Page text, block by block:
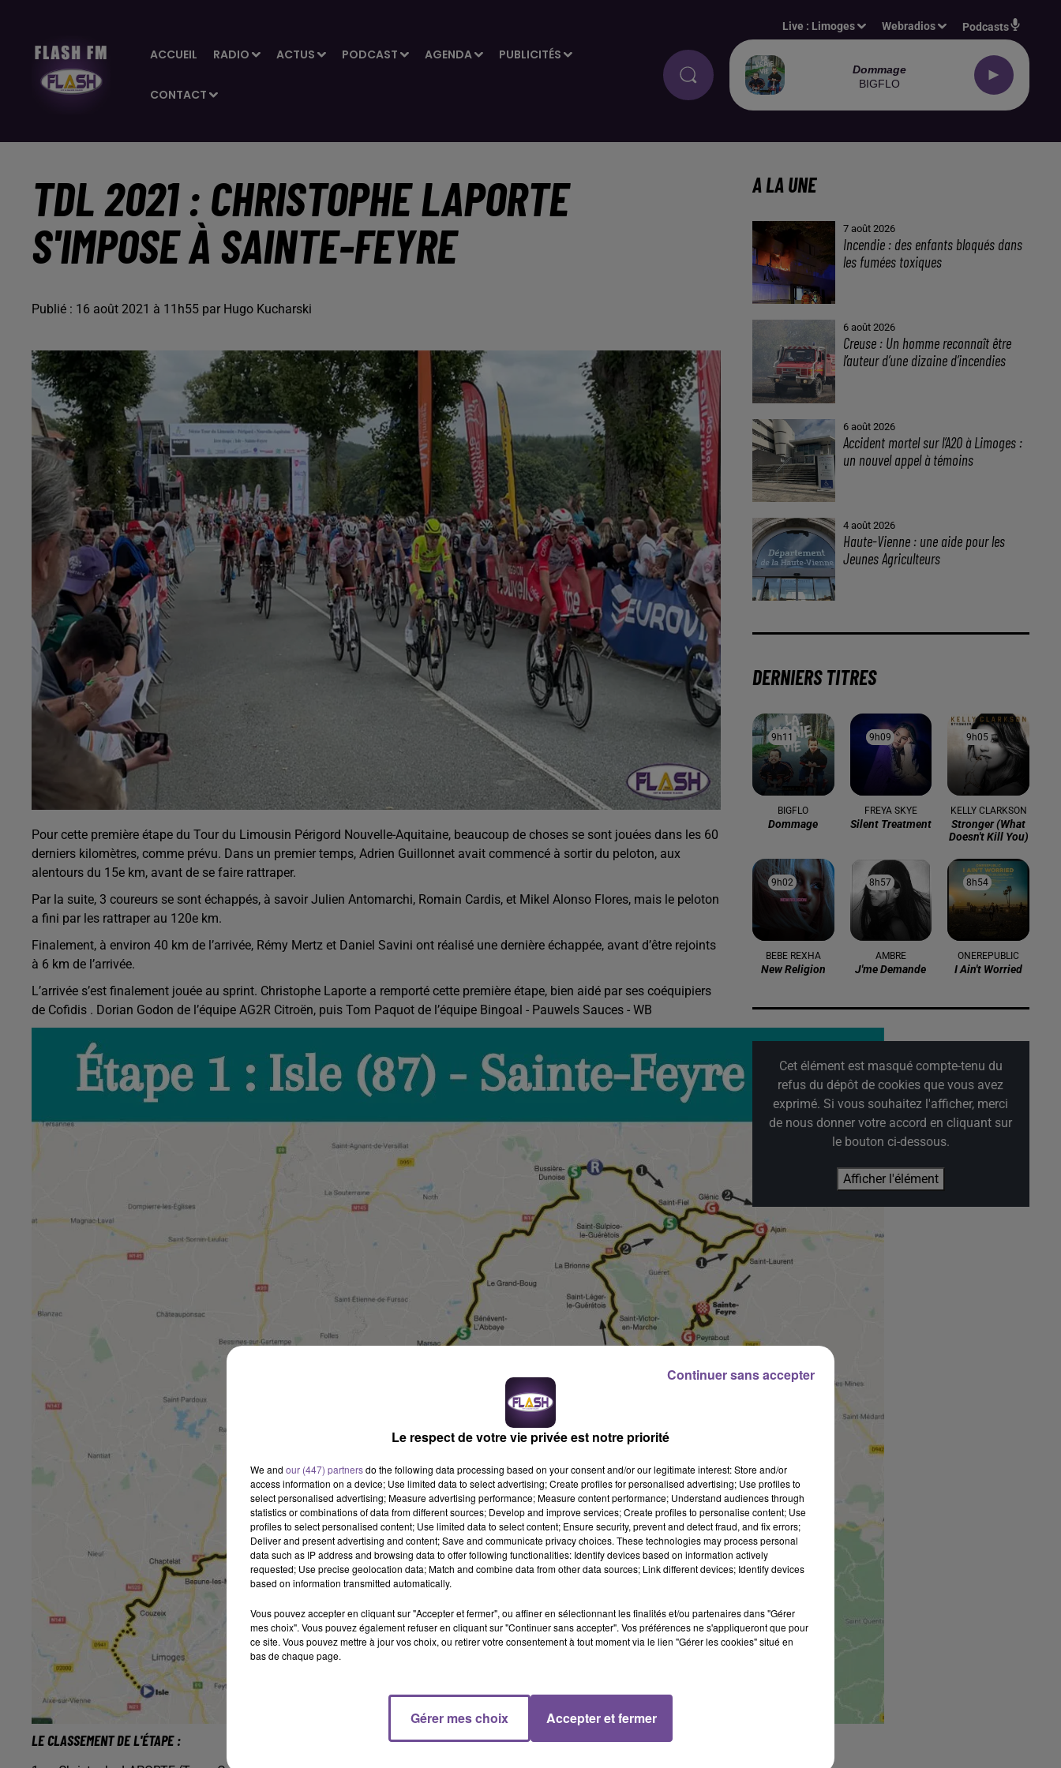
ACCUEIL RADIO ACTUS PODCAST AGENDA PUBLICITÉS
CONTACT
Live : Limoges Webradios Podcasts
Dommage
BIGFLO
TDL 2021 : CHRISTOPHE LAPORTE
S'IMPOSE À SAINTE-FEYRE
Publié : 16 août 2021 à 11h55 par Hugo Kucharski
Pour cette première étape du Tour du Limousin Périgord Nouvelle-Aquitaine, beaucoup de choses se sont jouées dans les 60
derniers kilomètres, comme prévu. Dans un premier temps, Adrien Guillonnet avait commencé à sortir du peloton, aux
alentours du 15e km, avant de se faire rattraper.
Par la suite, 3 coureurs se sont échappés, à savoir Julien Antomarchi, Romain Cardis, et Mikel Alonso Flores, mais le peloton
a fini par les rattraper au 120e km.
Finalement, à environ 40 km de l’arrivée, Rémy Mertz et Daniel Savini ont réalisé une dernière échappée, avant d’être rejoints
à 6 km de l’arrivée.
L’arrivée s’est finalement jouée au sprint. Christophe Laporte a remporté cette première étape, bien aidé par ses coéquipiers
de Cofidis . Dorian Godon de l’équipe AG2R Citroën, puis Tom Paquot de l’équipe Bingoal - Pauwels Sauces - WB
LE CLASSEMENT DE L'ÉTAPE :
A LA UNE
7 août 2026
Incendie : des enfants bloqués dans
les fumées toxiques
6 août 2026
Creuse : Un homme reconnaît être
l’auteur d’une dizaine d’incendies
6 août 2026
Accident mortel sur l’A20 à Limoges :
un nouvel appel à témoins
4 août 2026
Haute-Vienne : une aide pour les
Jeunes Agriculteurs
DERNIERS TITRES
9h11
9h11
BIGFLO
Dommage
9h09
9h09
FREYA SKYE
Silent Treatment
9h05
9h05
KELLY CLARKSON
Stronger (what
Doesn't Kill You)
9h02
9h02
BEBE REXHA
New Religion
8h57
8h57
AMBRE
J'me Demande
8h54
8h54
ONEREPUBLIC
I Ain't Worried
Cet élément est masqué compte-tenu du
refus du dépôt de cookies que vous avez
exprimé. Si vous souhaitez l'afficher, merci
de nous donner votre accord en cliquant sur
le bouton ci-dessous.
Afficher l'élément
Le respect de votre vie privée est notre priorité
We and our (447) partnersdo the following data processing based on your consent and/or our legitimate interest: Store and/or
access information on a device; Use limited data to select advertising; Create profiles for personalised advertising; Use profiles to
select personalised advertising; Measure advertising performance; Measure content performance; Understand audiences through
statistics or combinations of data from different sources; Develop and improve services; Create profiles to personalise content; Use
profiles to select personalised content; Use limited data to select content; Ensure security, prevent and detect fraud, and fix errors;
Deliver and present advertising and content; Save and communicate privacy choices. These technologies may process personal
data such as IP address and browsing data to offer following functionalities: Identify devices based on information actively
requested; Use precise geolocation data; Match and combine data from other data sources; Link different devices; Identify devices
based on information transmitted automatically.
Vous pouvez accepter en cliquant sur "Accepter et fermer", ou affiner en sélectionnant les finalités et/ou partenaires dans "Gérer
mes choix". Vous pouvez également refuser en cliquant sur "Continuer sans accepter". Vos préférences ne s'appliqueront que pour
ce site. Vous pouvez mettre à jour vos choix, ou retirer votre consentement à tout moment via le lien "Gérer les cookies" situé en
bas de chaque page.
Gérer mes choix Accepter et fermer
Continuer sans accepter